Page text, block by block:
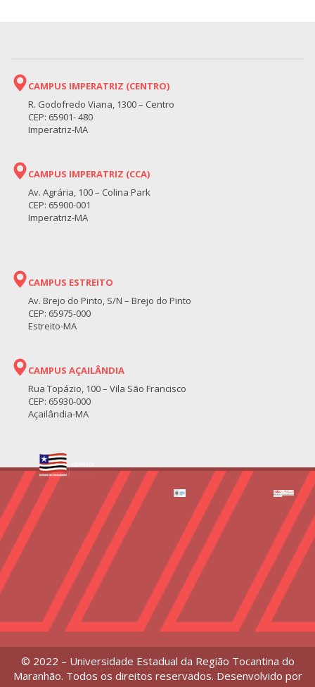
CAMPUS IMPERATRIZ (CENTRO)
R. Godofredo Viana, 1300 – Centro
CEP: 65901- 480
Imperatriz-MA
CAMPUS IMPERATRIZ (CCA)
Av. Agrária, 100 – Colina Park
CEP: 65900-001
Imperatriz-MA
CAMPUS ESTREITO
Av. Brejo do Pinto, S/N – Brejo do Pinto
CEP: 65975-000
Estreito-MA
CAMPUS AÇAILÂNDIA
Rua Topázio, 100 – Vila São Francisco
CEP: 65930-000
Açailândia-MA
© 2022 – Universidade Estadual da Região Tocantina do
Maranhão. Todos os direitos reservados. Desenvolvido por